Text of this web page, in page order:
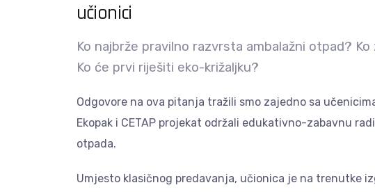
učionici
Ko najbrže pravilno razvrsta ambalažni otpad?
Ko će prvi riješiti eko-križaljku?
Odgovore na ova pitanja tražili smo zajedno sa
Ekopak i CETAP projekat održali edukativno-zabavnu
otpada.
Umjesto klasičnog predavanja, učionica je na trenutke